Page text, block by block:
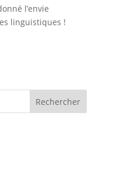
l’envie
linguistiques !